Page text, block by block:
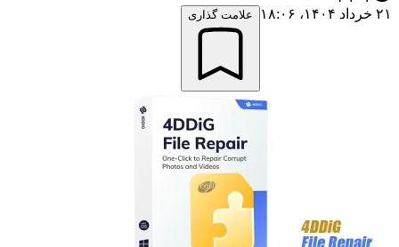
۲۱ خرداد ۱۴۰۴،‏ ۱۸:۰۶
علامت گذاری